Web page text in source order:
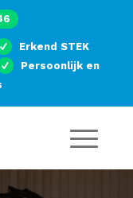
Erkend STEK
Persoonlijk en